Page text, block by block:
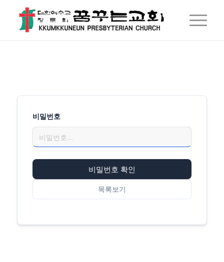
비밀번호
목록보기
비밀번호 확인